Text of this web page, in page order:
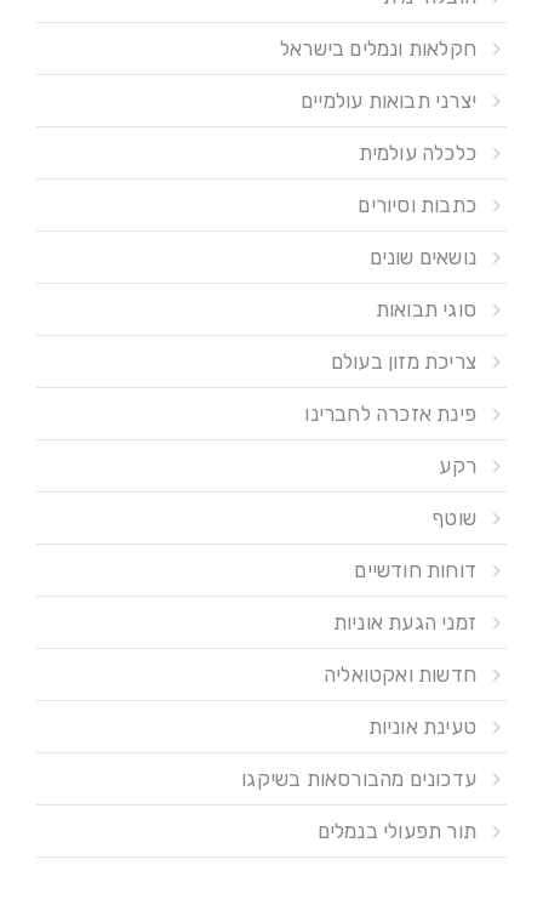
חקלאות ונמלים בישראל
יצרני תבואות עולמיים
כלכלה עולמית
כתבות וסיורים
נושאים שונים
סוגי תבואות
צריכת מזון בעולם
פינת אזכרה לחברינו
רקע
שוטף
דוחות חודשיים
זמני הגעת אוניות
חדשות ואקטואליה
טעינת אוניות
עדכונים מהבורסאות בשיקגו
תור תפעולי בנמלים